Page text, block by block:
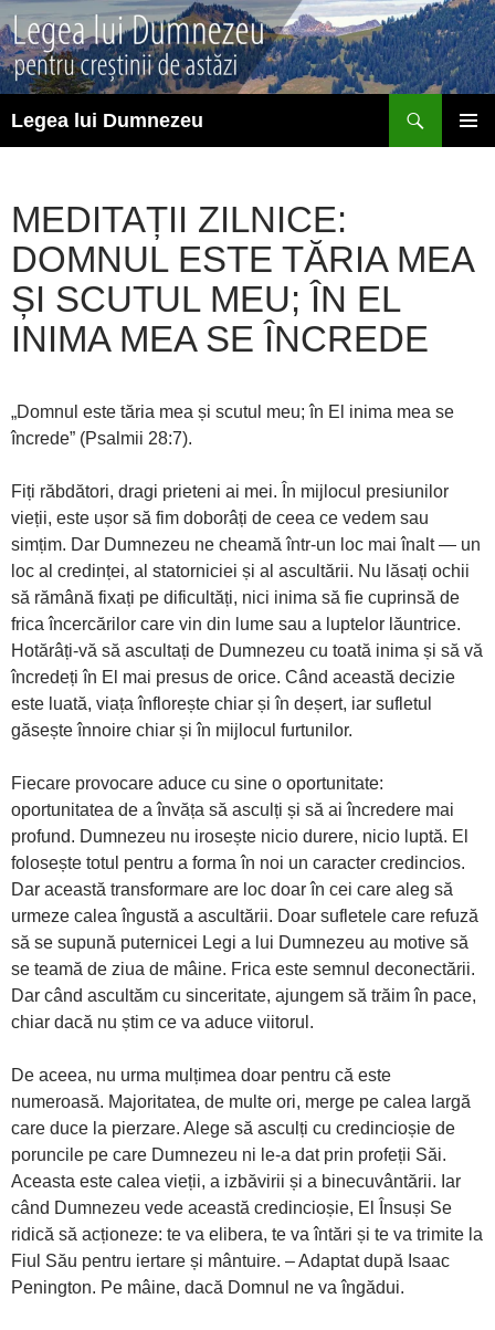
Sari
la
conținut
Legea lui Dumnezeu
MEDITAȚII ZILNICE:
DOMNUL ESTE TĂRIA MEA
ȘI SCUTUL MEU; ÎN EL
INIMA MEA SE ÎNCREDE
„Domnul este tăria mea și scutul meu; în El inima mea se
încrede” (Psalmii 28:7).
Fiți răbdători, dragi prieteni ai mei. În mijlocul presiunilor
vieții, este ușor să fim doborâți de ceea ce vedem sau
simțim. Dar Dumnezeu ne cheamă într-un loc mai înalt — un
loc al credinței, al statorniciei și al ascultării. Nu lăsați ochii
să rămână fixați pe dificultăți, nici inima să fie cuprinsă de
frica încercărilor care vin din lume sau a luptelor lăuntrice.
Hotărâți-vă să ascultați de Dumnezeu cu toată inima și să vă
încredeți în El mai presus de orice. Când această decizie
este luată, viața înflorește chiar și în deșert, iar sufletul
găsește înnoire chiar și în mijlocul furtunilor.
Fiecare provocare aduce cu sine o oportunitate:
oportunitatea de a învăța să asculți și să ai încredere mai
profund. Dumnezeu nu irosește nicio durere, nicio luptă. El
folosește totul pentru a forma în noi un caracter credincios.
Dar această transformare are loc doar în cei care aleg să
urmeze calea îngustă a ascultării. Doar sufletele care refuză
să se supună puternicei Legi a lui Dumnezeu au motive să
se teamă de ziua de mâine. Frica este semnul deconectării.
Dar când ascultăm cu sinceritate, ajungem să trăim în pace,
chiar dacă nu știm ce va aduce viitorul.
De aceea, nu urma mulțimea doar pentru că este
numeroasă. Majoritatea, de multe ori, merge pe calea largă
care duce la pierzare. Alege să asculți cu credincioșie de
poruncile pe care Dumnezeu ni le-a dat prin profeții Săi.
Aceasta este calea vieții, a izbăvirii și a binecuvântării. Iar
când Dumnezeu vede această credincioșie, El Însuși Se
ridică să acționeze: te va elibera, te va întări și te va trimite la
Fiul Său pentru iertare și mântuire. – Adaptat după Isaac
Penington. Pe mâine, dacă Domnul ne va îngădui.